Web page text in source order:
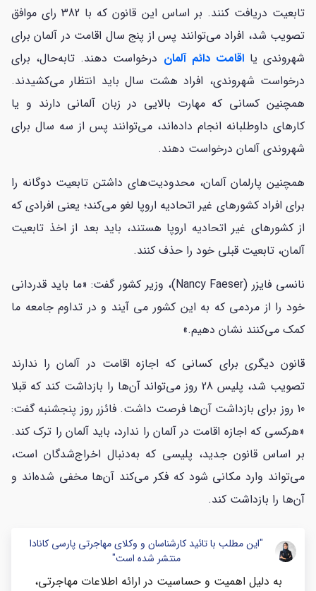
تابعیت دریافت کنند. بر اساس این قانون که با 382 رای موافق
تصویب شد، افراد می‌توانند پس از پنج سال اقامت در آلمان برای
شهروندی یااقامت دائم آلمان درخواست دهند. تابه‌حال، برای
درخواست شهروندی، افراد هشت سال باید انتظار می‌کشیدند.
همچنین کسانی که مهارت بالایی در زبان آلمانی دارند و یا
کارهای داوطلبانه انجام داده‌اند، می‌توانند پس از سه سال برای
شهروندی آلمان درخواست دهند.
همچنین پارلمان آلمان، محدودیت‌های داشتن تابعیت دوگانه را
برای افراد کشورهای غیر اتحادیه اروپا لغو می‌کند؛ یعنی افرادی که
از کشورهای غیر اتحادیه اروپا هستند، باید بعد از اخذ تابعیت
آلمان، تابعیت قبلی خود را حذف کنند.
نانسی فایزر (Nancy Faeser)، وزیر کشور گفت: «ما باید قدردانی
خود را از مردمی که به این کشور می آیند و در تداوم جامعه ما
کمک می‌کنند نشان دهیم.»
قانون دیگری برای کسانی که اجازه اقامت در آلمان را ندارند
تصویب شد، پلیس 28 روز می‌تواند آن‌ها را بازداشت کند که قبلا
10 روز برای بازداشت آن‌ها فرصت داشت. فائزر روز پنجشنبه گفت:
«هرکسی که اجازه اقامت در آلمان را ندارد، باید آلمان را ترک کند.
بر اساس قانون جدید، پلیسی که به‌دنبال اخراج‌شدگان است،
می‌تواند وارد مکانی شود که فکر می‌کند آن‌ها مخفی شده‌اند و
آن‌ها را بازداشت کند.
"این مطلب با تائید کارشناسان و وکلای مهاجرتی پارسی کانادا
منتشر شده است"
به دلیل اهمیت و حساسیت در ارائه اطلاعات مهاجرتی،